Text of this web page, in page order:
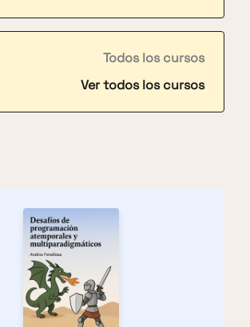
Todos los cursos
Ver todos los cursos